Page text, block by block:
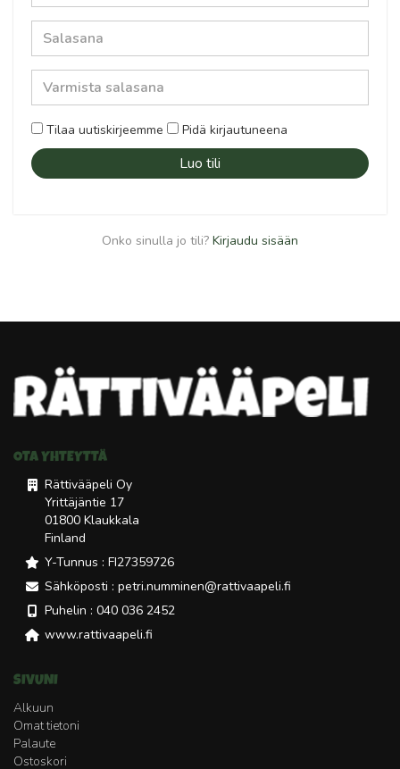
Tilaa uutiskirjeemme Pidä kirjautuneena
Luo tili
Onko sinulla jo tili? Kirjaudu sisään
OTA YHTEYTTÄ
Rättivääpeli Oy
Yrittäjäntie 17
01800 Klaukkala
Finland
Y-Tunnus : FI27359726
Sähköposti : petri.numminen@rattivaapeli.fi
Puhelin : 040 036 2452
www.rattivaapeli.fi
SIVUNI
Alkuun
Omat tietoni
Palaute
Ostoskori